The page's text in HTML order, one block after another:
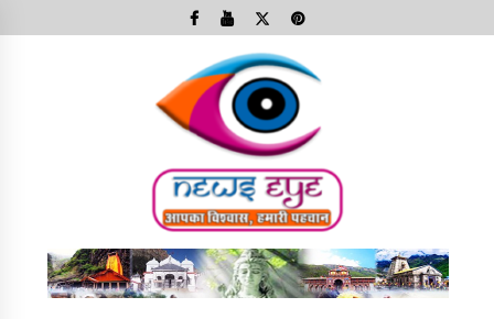
to